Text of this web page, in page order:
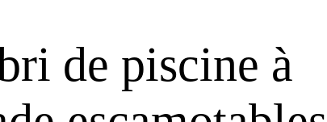
de piscine à